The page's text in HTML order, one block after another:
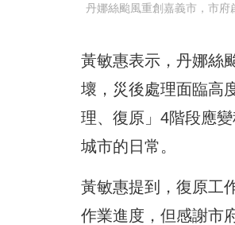
丹娜絲颱風重創嘉義市，市
黃敏惠表示，丹娜絲
壞，災後處理面臨高
理、復原」4階段應
城市的日常。
黃敏惠提到，復原工
作業進度，但感謝市